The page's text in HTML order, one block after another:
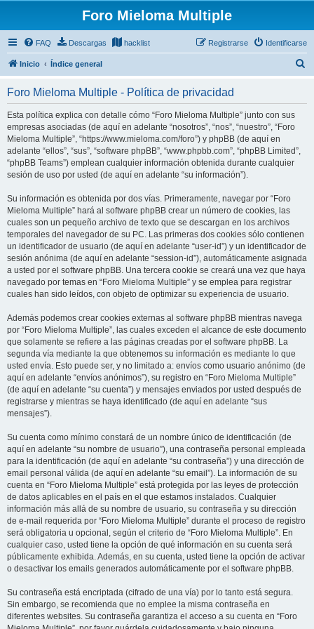
Foro Mieloma Multiple
FAQ Descargas hacklist Identificarse
Registrarse
Inicio Índice general
Foro Mieloma Multiple - Política de privacidad
Esta política explica con detalle cómo “Foro Mieloma Multiple” junto con sus
empresas asociadas (de aquí en adelante “nosotros”, “nos”, “nuestro”, “Foro
Mieloma Multiple”, “https://www.mieloma.com/foro”) y phpBB (de aquí en
adelante “ellos”, “sus”, “software phpBB”, “www.phpbb.com”, “phpBB Limited”,
“phpBB Teams”) emplean cualquier información obtenida durante cualquier
sesión de uso por usted (de aquí en adelante “su información”).
Su información es obtenida por dos vías. Primeramente, navegar por “Foro
Mieloma Multiple” hará al software phpBB crear un número de cookies, las
cuales son un pequeño archivo de texto que se descargan en los archivos
temporales del navegador de su PC. Las primeras dos cookies sólo contienen
un identificador de usuario (de aquí en adelante “user-id”) y un identificador de
sesión anónima (de aquí en adelante “session-id”), automáticamente asignada
a usted por el software phpBB. Una tercera cookie se creará una vez que haya
navegado por temas en “Foro Mieloma Multiple” y se emplea para registrar
cuales han sido leídos, con objeto de optimizar su experiencia de usuario.
Además podemos crear cookies externas al software phpBB mientras navega
por “Foro Mieloma Multiple”, las cuales exceden el alcance de este documento
que solamente se refiere a las páginas creadas por el software phpBB. La
segunda vía mediante la que obtenemos su información es mediante lo que
usted envía. Esto puede ser, y no limitado a: envíos como usuario anónimo (de
aquí en adelante “envíos anónimos”), su registro en “Foro Mieloma Multiple”
(de aquí en adelante “su cuenta”) y mensajes enviados por usted después de
registrarse y mientras se haya identificado (de aquí en adelante “sus
mensajes”).
Su cuenta como mínimo constará de un nombre único de identificación (de
aquí en adelante “su nombre de usuario”), una contraseña personal empleada
para la identificación (de aquí en adelante “su contraseña”) y una dirección de
email personal válida (de aquí en adelante “su email”). La información de su
cuenta en “Foro Mieloma Multiple” está protegida por las leyes de protección
de datos aplicables en el país en el que estamos instalados. Cualquier
información más allá de su nombre de usuario, su contraseña y su dirección
de e-mail requerida por “Foro Mieloma Multiple” durante el proceso de registro
será obligatoria u opcional, según el criterio de “Foro Mieloma Multiple”. En
cualquier caso, usted tiene la opción de qué información en su cuenta será
públicamente exhibida. Además, en su cuenta, usted tiene la opción de activar
o desactivar los emails generados automáticamente por el software phpBB.
Su contraseña está encriptada (cifrado de una vía) por lo tanto está segura.
Sin embargo, se recomienda que no emplee la misma contraseña en
diferentes websites. Su contraseña garantiza el acceso a su cuenta en “Foro